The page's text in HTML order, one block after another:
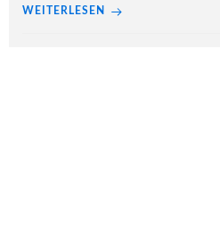
WEITERLESEN